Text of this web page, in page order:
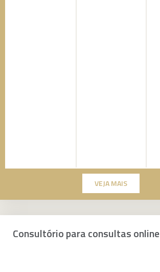
VEJA MAIS
Consultório para consultas online